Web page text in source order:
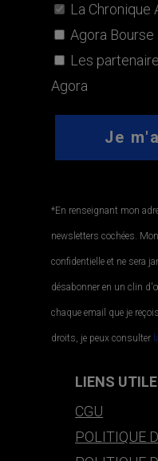
La Chronique
Agora Bourse
Les
Agora
*En renseignant mon
newsletters cochées.
confidentielle et ne sera
désabonner en un clin
chaque email que je
droits, je peux consulter
LIENS
CGU
POLITIQUE